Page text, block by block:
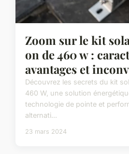
Zoom sur le kit
on de 460 w :
avantages et
Découvrez les secrets du kit
460 W, une solution
technologie de pointe et
alternati...
23 mars 2024